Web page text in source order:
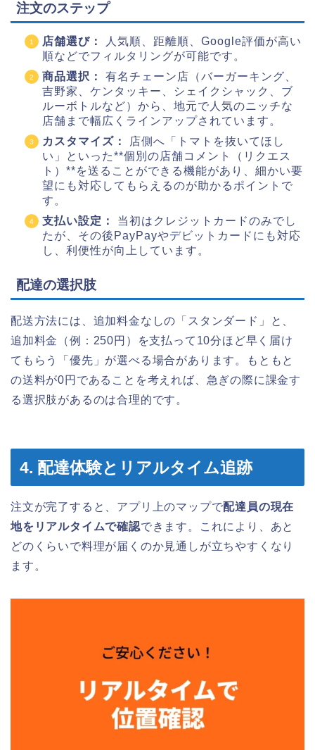
注文のステップ
店舗選び：
人気順、距離順、Google評価が高い
順などでフィルタリングが可能です。
商品選択：
有名チェーン店（バーガーキング、
吉野家、ケンタッキー、シェイクシャック、ブ
ルーボトルなど）から、地元で人気のニッチな
店舗まで幅広くラインアップされています。
カスタマイズ：
店側へ「トマトを抜いてほし
い」といった**個別の店舗コメント（リクエス
ト）**を送ることができる機能があり、細かい要
望にも対応してもらえるのが助かるポイントで
す。
支払い設定：
当初はクレジットカードのみでし
たが、その後PayPayやデビットカードにも対応
し、利便性が向上しています。
配達の選択肢
配送方法には、追加料金なしの「スタンダード」と、
追加料金（例：250円）を支払って10分ほど早く届け
てもらう「優先」が選べる場合があります。もともと
の送料が0円であることを考えれば、急ぎの際に課金す
る選択肢があるのは合理的です。
4. 配達体験とリアルタイム追跡
注文が完了すると、アプリ上のマップで配達員の現在
地をリアルタイムで確認できます。これにより、あと
どのくらいで料理が届くのか見通しが立ちやすくなり
ます。